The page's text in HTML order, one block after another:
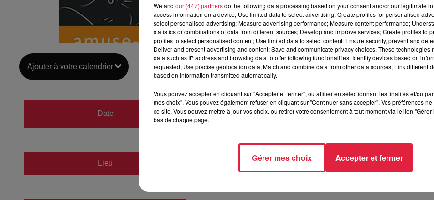
Ajouter à votre calendrier
Date
du11 septembre 2019 à 0h00
au11 septembre 2019 à 0h00
Lieu
We and our (447) partnersdo the following data processing based on your consent and/or our legitimate
access information on a device; Use limited data to select advertising; Create profiles for personalised
select personalised advertising; Measure advertising performance; Measure content performance;
statistics or combinations of data from different sources; Develop and improve services; Create profiles to
profiles to select personalised content; Use limited data to select content; Ensure security, prevent and
Deliver and present advertising and content; Save and communicate privacy choices. These technologies
data such as IP address and browsing data to offer following functionalities: Identify devices based on
requested; Use precise geolocation data; Match and combine data from other data sources; Link different
based on information transmitted automatically.
Vous pouvez accepter en cliquant sur "Accepter et fermer", ou affiner en sélectionnant les finalités et/ou
mes choix". Vous pouvez également refuser en cliquant sur "Continuer sans accepter". Vos préférences
ce site. Vous pouvez mettre à jour vos choix, ou retirer votre consentement à tout moment via le lien
bas de chaque page.
Gérer mes choix Accepter et fermer